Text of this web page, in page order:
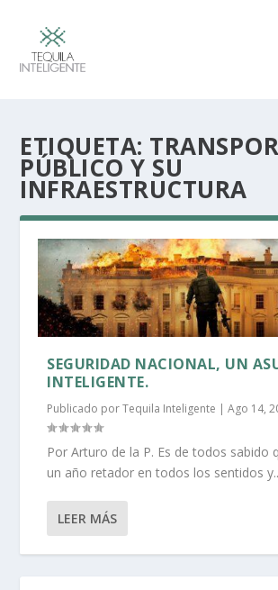
ETIQUETA:
PÚBLICO Y SU
INFRAESTRUCTURA
SEGURIDAD NACIONAL, UN
INTELIGENTE.
Publicado porTequila Inteligente |Ago 14,
Por Arturo de la P. Es de todos sabido
un año retador en todos los sentidos
LEER MÁS